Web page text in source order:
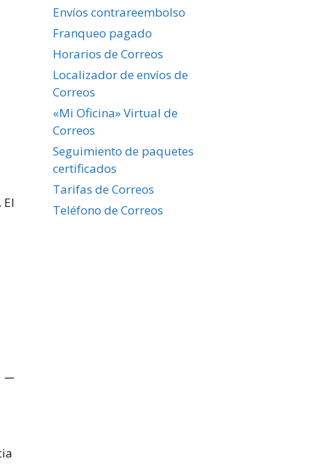
El
Envíos contrareembolso
Franqueo pagado
Horarios de Correos
Localizador de envíos de
Correos
«Mi Oficina» Virtual de
Correos
Seguimiento de paquetes
certificados
Tarifas de Correos
Teléfono de Correos